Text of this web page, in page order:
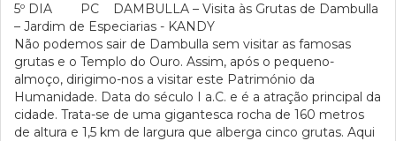
5º DIA PC DAMBULLA – Visita às Grutas de Dambulla
– Jardim de Especiarias - KANDY
Não podemos sair de Dambulla sem visitar as famosas
grutas e o Templo do Ouro. Assim, após o pequeno-
almoço, dirigimo-nos a visitar este Património da
Humanidade. Data do século I a.C. e é a atração principal da
cidade. Trata-se de uma gigantesca rocha de 160 metros
de altura e 1,5 km de largura que alberga cinco grutas. Aqui